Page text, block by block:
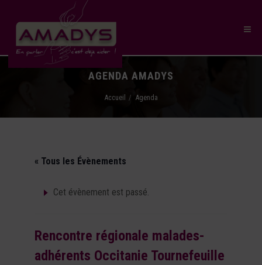
AGENDA AMADYS
Accueil Agenda
« Tous les Évènements
Cet évènement est passé.
Rencontre régionale malades-
adhérents Occitanie Tournefeuille